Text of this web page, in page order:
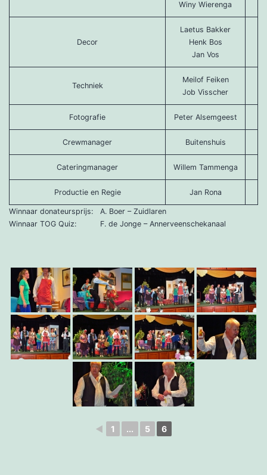
Winy Wierenga
Decor
Laetus Bakker
Henk Bos
Jan Vos
Techniek
Meilof Feiken
Job Visscher
Fotografie Peter Alsemgeest
Crewmanager Buitenshuis
Cateringmanager Willem Tammenga
Productie en Regie Jan Rona
Winnaar donateursprijs: A. Boer – Zuidlaren
Winnaar TOG Quiz: F. de Jonge – Annerveenschekanaal
◄ 1 ... 5 6